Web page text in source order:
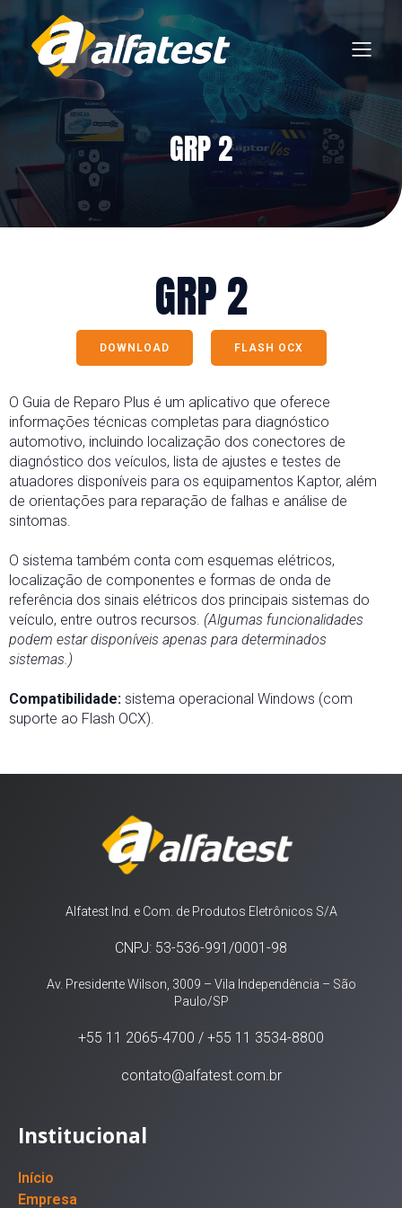
GRP 2
GRP 2
DOWNLOAD FLASH OCX
O Guia de Reparo Plus é um aplicativo que oferece
informações técnicas completas para diagnóstico
automotivo, incluindo localização dos conectores de
diagnóstico dos veículos, lista de ajustes e testes de
atuadores disponíveis para os equipamentos Kaptor, além
de orientações para reparação de falhas e análise de
sintomas.
O sistema também conta com esquemas elétricos,
localização de componentes e formas de onda de
referência dos sinais elétricos dos principais sistemas do
veículo, entre outros recursos. (Algumas funcionalidades
podem estar disponíveis apenas para determinados
sistemas.)
Compatibilidade: sistema operacional Windows (com
suporte ao Flash OCX).
Alfatest Ind. e Com. de Produtos Eletrônicos S/A
CNPJ: 53-536-991/0001-98
Av. Presidente Wilson, 3009 – Vila Independência – São
Paulo/SP
+55 11 2065-4700 / +55 11 3534-8800
contato@alfatest.com.br
Institucional
Início
Empresa